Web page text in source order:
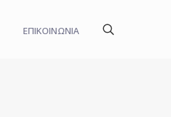
ΕΠΙΚΟΙΝΩΝΙΑ